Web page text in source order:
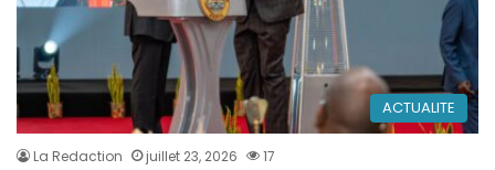
ACTUALITE
La Redaction juillet 23, 2026 17